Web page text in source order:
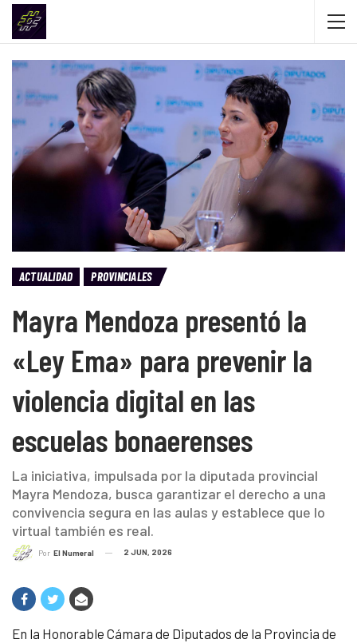
ACTUALIDAD PROVINCIALES
Mayra Mendoza presentó la
«Ley Ema» para prevenir la
violencia digital en las
escuelas bonaerenses
La iniciativa, impulsada por la diputada provincial
Mayra Mendoza, busca garantizar el derecho a una
convivencia segura en las aulas y establece que lo
virtual también es real.
Por El Numeral 2 JUN, 2026
En la Honorable Cámara de Diputados de la Provincia de